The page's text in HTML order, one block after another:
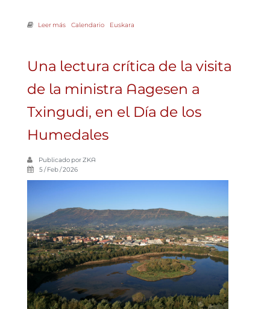
Leer mássobre Eguzki solicita incluir la anguila en el Catálogo Vasco de
Calendario Euskara
Una lectura crítica de la visita
de la ministra Aagesen a
Txingudi, en el Día de los
Humedales
Publicado porZKA
5 / Feb / 2026